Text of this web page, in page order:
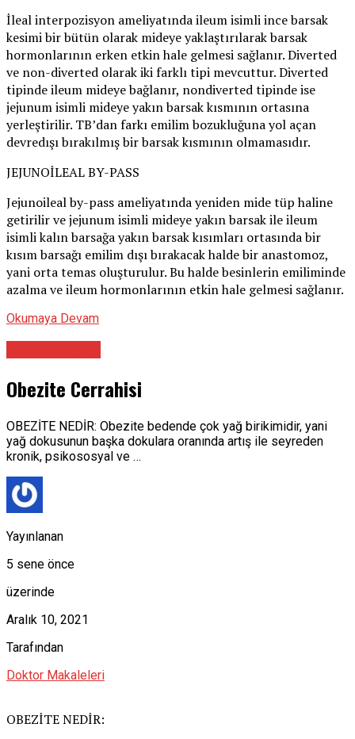
İleal interpozisyon ameliyatında ileum isimli ince barsak
kesimi bir bütün olarak mideye yaklaştırılarak barsak
hormonlarının erken etkin hale gelmesi sağlanır. Diverted
ve non-diverted olarak iki farklı tipi mevcuttur. Diverted
tipinde ileum mideye bağlanır, nondiverted tipinde ise
jejunum isimli mideye yakın barsak kısmının ortasına
yerleştirilir. TB’dan farkı emilim bozukluğuna yol açan
devredışı bırakılmış bir barsak kısmının olmamasıdır.
JEJUNOİLEAL BY-PASS
Jejunoileal by-pass ameliyatında yeniden mide tüp haline
getirilir ve jejunum isimli mideye yakın barsak ile ileum
isimli kalın barsağa yakın barsak kısımları ortasında bir
kısım barsağı emilim dışı bırakacak halde bir anastomoz,
yani orta temas oluşturulur. Bu halde besinlerin emiliminde
azalma ve ileum hormonlarının etkin hale gelmesi sağlanır.
Okumaya Devam
Obezite Cerrahisi
OBEZİTE NEDİR: Obezite bedende çok yağ birikimidir, yani
yağ dokusunun başka dokulara oranında artış ile seyreden
kronik, psikososyal ve …
Yayınlanan
5 sene önce
üzerinde
Aralık 10, 2021
Tarafından
Doktor Makaleleri
OBEZİTE NEDİR: